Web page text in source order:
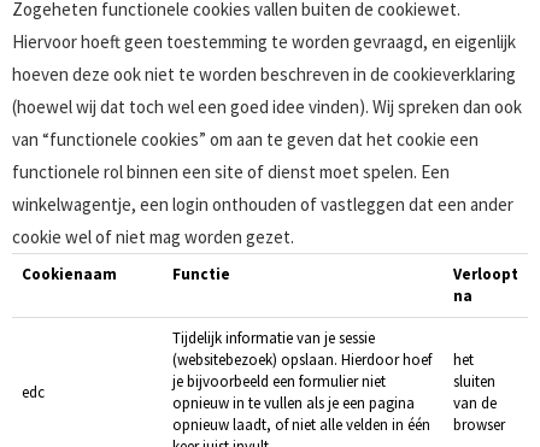
Zogeheten functionele cookies vallen buiten de cookiewet.
Hiervoor hoeft geen toestemming te worden gevraagd, en eigenlijk
hoeven deze ook niet te worden beschreven in de cookieverklaring
(hoewel wij dat toch wel een goed idee vinden). Wij spreken dan ook
van “functionele cookies” om aan te geven dat het cookie een
functionele rol binnen een site of dienst moet spelen. Een
winkelwagentje, een login onthouden of vastleggen dat een ander
cookie wel of niet mag worden gezet.
Cookienaam Functie
Verloopt
na
edc
Tijdelijk informatie van je sessie
(websitebezoek) opslaan. Hierdoor hoef
je bijvoorbeeld een formulier niet
opnieuw in te vullen als je een pagina
opnieuw laadt, of niet alle velden in één
het
sluiten
van de
browser